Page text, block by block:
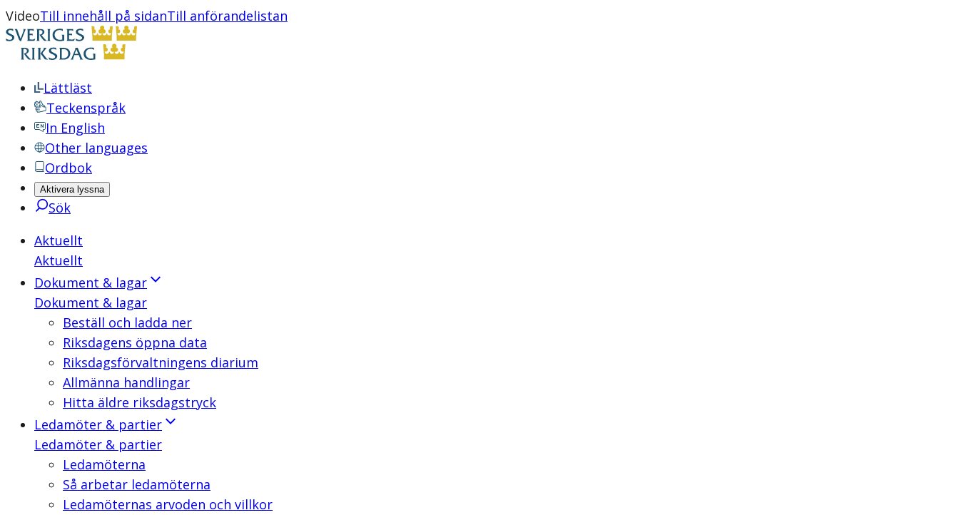
VideoTill innehåll på sidanTill anförandelistan
Lättläst
Teckenspråk
In English
Other languages
Ordbok
Aktivera lyssna
Sök
Aktuellt
Aktuellt
Dokument & lagar
Dokument & lagar
Beställ och ladda ner
Riksdagens öppna data
Riksdagsförvaltningens diarium
Allmänna handlingar
Hitta äldre riksdagstryck
Ledamöter & partier
Ledamöter & partier
Ledamöterna
Så arbetar ledamöterna
Ledamöternas arvoden och villkor